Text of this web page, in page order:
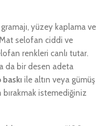
yüzey kaplama ve
selofan ciddi ve
renkleri canlı tutar.
da bir desen adeta
ile altın veya gümüş
istemediğiniz